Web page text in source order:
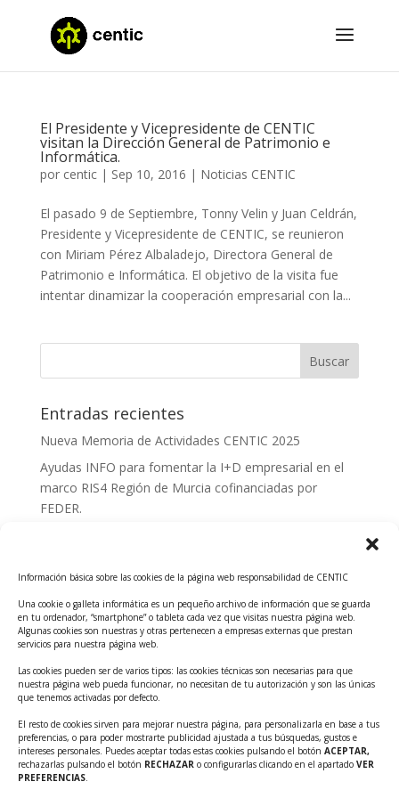
Información básica sobre las cookies de la página web responsabilidad de CENTIC
Una cookie o galleta informática es un pequeño archivo de información que se guarda
en tu ordenador, “smartphone” o tableta cada vez que visitas nuestra página web.
Algunas cookies son nuestras y otras pertenecen a empresas externas que prestan
servicios para nuestra página web.
Las cookies pueden ser de varios tipos: las cookies técnicas son necesarias para que
nuestra página web pueda funcionar, no necesitan de tu autorización y son las únicas
que tenemos activadas por defecto.
El resto de cookies sirven para mejorar nuestra página, para personalizarla en base a tus
preferencias, o para poder mostrarte publicidad ajustada a tus búsquedas, gustos e
intereses personales. Puedes aceptar todas estas cookies pulsando el botón ACEPTAR,
rechazarlas pulsando el botón RECHAZAR o configurarlas clicando en el apartado VER
PREFERENCIAS.
El Presidente y Vicepresidente de CENTIC
visitan la Dirección General de Patrimonio e
Informática.
por centic| Sep 10, 2016 | Noticias CENTIC
El pasado 9 de Septiembre, Tonny Velin y Juan Celdrán,
Presidente y Vicepresidente de CENTIC, se reunieron
con Miriam Pérez Albaladejo, Directora General de
Patrimonio e Informática. El objetivo de la visita fue
intentar dinamizar la cooperación empresarial con la...
Entradas recientes
Nueva Memoria de Actividades CENTIC 2025
Ayudas INFO para fomentar la I+D empresarial en el
marco RIS4 Región de Murcia cofinanciadas por
FEDER.
Tecnológicos 2ª ed.
Ayudas INFO para el apoyo a las empresas
innovadoras con potencial tecnológico y escalables
Convocatoria Cheque de Innovación. Ayudas INFO
para la contratación de servicios de Innovación y
Competitividad
Cheque Inversión del INFO. Ayudas para la
contratación de servicios de Innovación y
Competitividad para apoyar rondas de financiación.